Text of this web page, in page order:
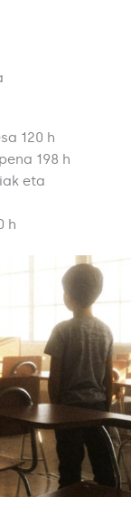
120 h
198 h
eta
h